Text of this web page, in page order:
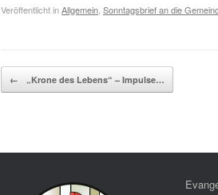
Veröffentlicht inAllgemein Sonntagsbrief an die
Beitragsnavigation
← „Krone des Lebens“ – Impulse…